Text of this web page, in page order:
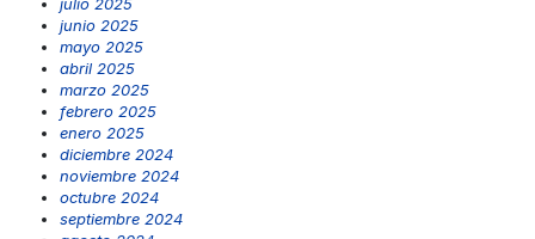
julio 2025
junio 2025
mayo 2025
abril 2025
marzo 2025
febrero 2025
enero 2025
diciembre 2024
noviembre 2024
octubre 2024
septiembre 2024